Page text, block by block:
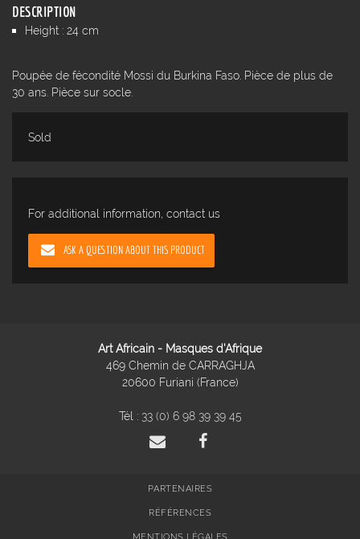
DESCRIPTION
Height : 24 cm
Poupée de fécondité Mossi du Burkina Faso. Pièce de plus de
30 ans. Pièce sur socle.
Sold
For additional information, contact us
ASK A QUESTION ABOUT THIS PRODUCT
Art Africain - Masques d'Afrique
469 Chemin de CARRAGHJA
20600 Furiani (France)
Tél : 33 (0) 6 98 39 39 45
PARTENAIRES
RÉFÉRENCES
MENTIONS LÉGALES